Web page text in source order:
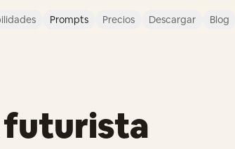
Prompts Precios Descargar Blog
futurista